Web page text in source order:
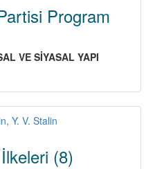
Program
VE SİYASAL YAPI
(8)